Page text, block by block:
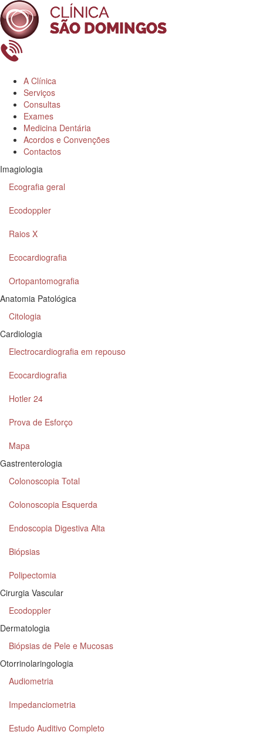
A Clínica
Serviços
Consultas
Exames
Medicina Dentária
Acordos e Convenções
Contactos
Imagiologia
Ecografia geral
Ecodoppler
Raios X
Ecocardiografia
Ortopantomografia
Anatomia Patológica
Citologia
Cardiologia
Electrocardiografia em repouso
Ecocardiografia
Hotler 24
Prova de Esforço
Mapa
Gastrenterologia
Colonoscopia Total
Colonoscopia Esquerda
Endoscopia Digestiva Alta
Biópsias
Polipectomia
Cirurgia Vascular
Ecodoppler
Dermatologia
Biópsias de Pele e Mucosas
Otorrinolaringologia
Audiometria
Impedanciometria
Estudo Auditivo Completo